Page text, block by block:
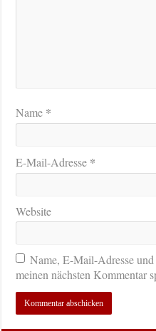
Name *
E-Mail-Adresse *
Website
Name, E-Mail-Adresse
meinen nächsten Kommentar